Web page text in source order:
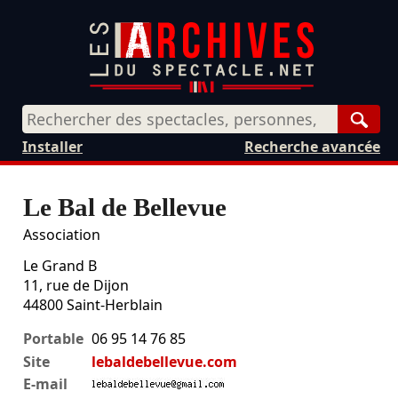
Recherche avancée
Installer
Le Bal de Bellevue
Association
Le Grand B
11, rue de Dijon
44800 Saint-Herblain
Portable 06 95 14 76 85
Site
lebaldebellevue.com
E-mail